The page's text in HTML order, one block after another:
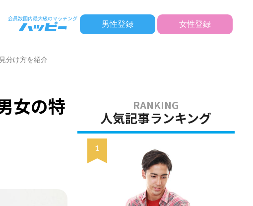
男性登録 女性登録
分け方を紹介
女の特
人気記事ランキング